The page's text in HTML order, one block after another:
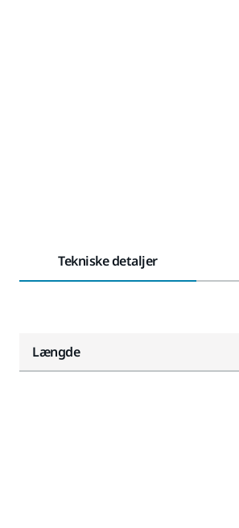
Tekniske detaljer
Længde